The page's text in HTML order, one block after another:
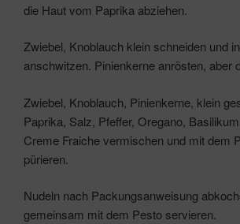
die Haut vom Paprika abziehen.
Zwiebel, Knoblauch klein schneiden und
anschwitzen. Pinienkerne anrösten, aber
Zwiebel, Knoblauch, Pinienkerne, klein
Paprika, Salz, Pfeffer, Oregano,
Creme Fraiche vermischen und mit dem
pürieren.
Nudeln nach Packungsanweisung
gemeinsam mit dem Pesto servieren.